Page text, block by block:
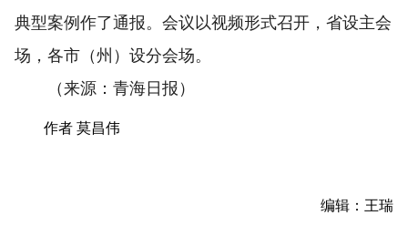
典型案例作了通报。会议以视频形式召开，省设主会
场，各市（州）设分会场。
（来源：青海日报）
作者 莫昌伟
编辑：王瑞